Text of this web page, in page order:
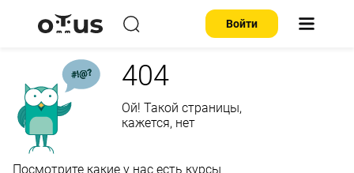
Войти
404
Ой! Такой страницы,
кажется, нет
Посмотрите какие у нас есть курсы